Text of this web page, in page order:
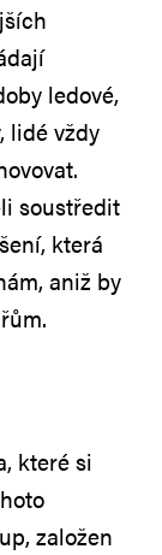
ledové,
lidé vždy
soustředit
která
aniž by
které si
založen